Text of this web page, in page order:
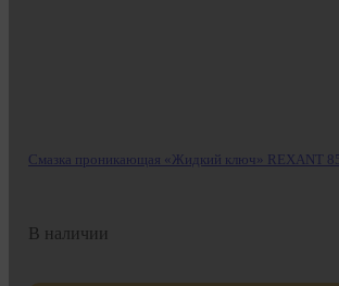
Смазка проникающая «Жидкий ключ» REXANT
В наличии